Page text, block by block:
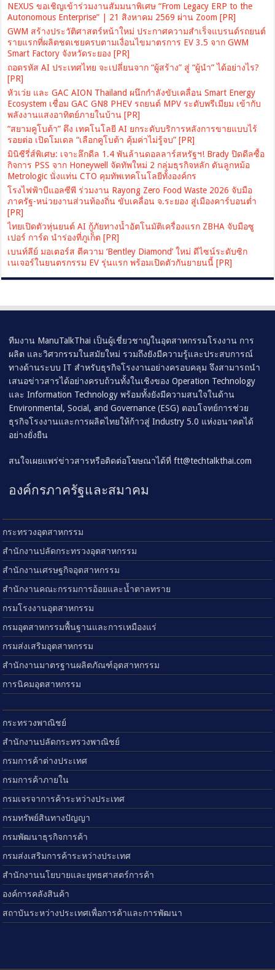
NEXUS ขอเชิญเข้าร่วมงานสัมมนาพิเศษ “From Legacy ERP to the
Autonomous Enterprise” | 21 สิงหาคม 2569 ผ่าน Zoom [PR]
GWM สร้างประวัติศาสตร์หน้าใหม่ ประกาศความสำเร็จแบรนด์รถยนต์
รายแรกที่ผลิตชดเชยครบตามเงื่อนไขมาตรการ EV 3.5 จาก GWM
Smart Factory จังหวัดระยอง [PR]
ถอดรหัส AI ประเทศไทย จะเปลี่ยนจาก “ผู้สร้าง” สู่ “ผู้นำ” ได้อย่างไร?
[PR]
หัวเว่ย และ GAC AION Thailand ผนึกกำลังขับเคลื่อน Smart Energy
Ecosystem เชื่อม GAC GN8 PHEV รถยนต์ MPV ระดับพรีเมียม เข้ากับ
พลังงานแสงอาทิตย์ภายในบ้าน [PR]
“สยามคูโบต้า” ดึง เทคโนโลยี AI ยกระดับบริการหลังการขายแบบไร้
รอยต่อ เปิดโมเดล “เลือกคูโบต้า คุ้มค่าไม่รู้จบ” [PR]
มินิซีรี่ส์พิเศษ: เจาะลึกดีล 1.4 พันล้านดอลลาร์สหรัฐฯ! Brady ปิดดีลซื้อ
กิจการ PSS จาก Honeywell จัดทัพใหม่ 2 กลุ่มธุรกิจหลัก ดันลูกหม้อ
Metrologic นั่งแท่น CTO คุมทัพเทคโนโลยีทั้งองค์กร
โรงไฟฟ้าบีแอลซีพี ร่วมงาน Rayong Zero Food Waste 2026 จับมือ
ภาครัฐ-หน่วยงานส่วนท้องถิ่น ขับเคลื่อน จ.ระยอง สู่เมืองคาร์บอนต่ำ
[PR]
ไทยเปิดตัวหุ่นยนต์ AI กู้ภัยทางน้ำอัตโนมัติเครื่องแรก ZBHA จับมือซู
เปอร์ การ์ด นำร่องที่ภูเก็ต [PR]
เบนท์ลีย์ มอเตอร์ส ตีความ ‘Bentley Diamond’ ใหม่ ดีไซน์ระดับซิก
เนเจอร์ในยนตรกรรม EV รุ่นแรก พร้อมเปิดตัวกันยายนนี้ [PR]
ทีมงาน ManuTalkThai เป็นผู้เชี่ยวชาญในอุตสาหกรรมโรงงาน การ
ผลิต และวิศวกรรมในสมัยใหม่ รวมถึงยังมีความรู้และประสบการณ์
ทางด้านระบบ IT สำหรับธุรกิจโรงงานอย่างครอบคลุม จึงสามารถนำ
เสนอข่าวสารได้อย่างครบถ้วนทั้งในเชิงของ Operation Technology
และ Information Technology พร้อมทั้งยังมีความสนใจในด้าน
Environmental, Social, and Governance (ESG) ตอบโจทย์การช่วย
ธุรกิจโรงงานและการผลิตไทยให้ก้าวสู่ Industry 5.0 แห่งอนาคตได้
อย่างยั่งยืน
สนใจเผยแพร่ข่าวสารหรือติดต่อโฆษณาได้ที่ftt@techtalkthai.com
องค์กรภาครัฐและสมาคม
กระทรวงอุตสาหกรรม
สำนักงานปลัดกระทรวงอุตสาหกรรม
สำนักงานเศรษฐกิจอุตสาหกรรม
สำนักงานคณะกรรมการอ้อยและน้ำตาลทราย
กรมโรงงานอุตสาหกรรม
กรมอุตสาหกรรมพื้นฐานและการเหมืองแร่
กรมส่งเสริมอุตสาหกรรม
สำนักงานมาตรฐานผลิตภัณฑ์อุตสาหกรรม
การนิคมอุตสาหกรรม
กระทรวงพาณิชย์
สำนักงานปลัดกระทรวงพาณิชย์
กรมการค้าต่างประเทศ
กรมการค้าภายใน
กรมเจรจาการค้าระหว่างประเทศ
กรมทรัพย์สินทางปัญญา
กรมพัฒนาธุรกิจการค้า
กรมส่งเสริมการค้าระหว่างประเทศ
สำนักงานนโยบายและยุทธศาสตร์การค้า
องค์การคลังสินค้า
สถาบันระหว่างประเทศเพื่อการค้าและการพัฒนา